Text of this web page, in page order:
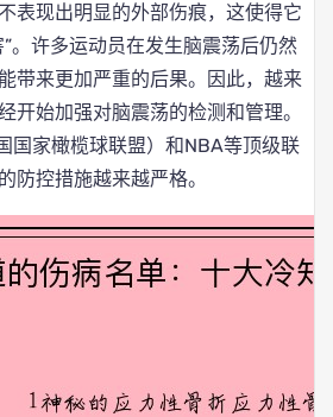
表现出明显的外部伤痕，这使得它
。许多运动员在发生脑震荡后仍然
带来更加严重的后果。因此，越来
开始加强对脑震荡的检测和管理。
国家橄榄球联盟）和NBA等顶级联
防控措施越来越严格。